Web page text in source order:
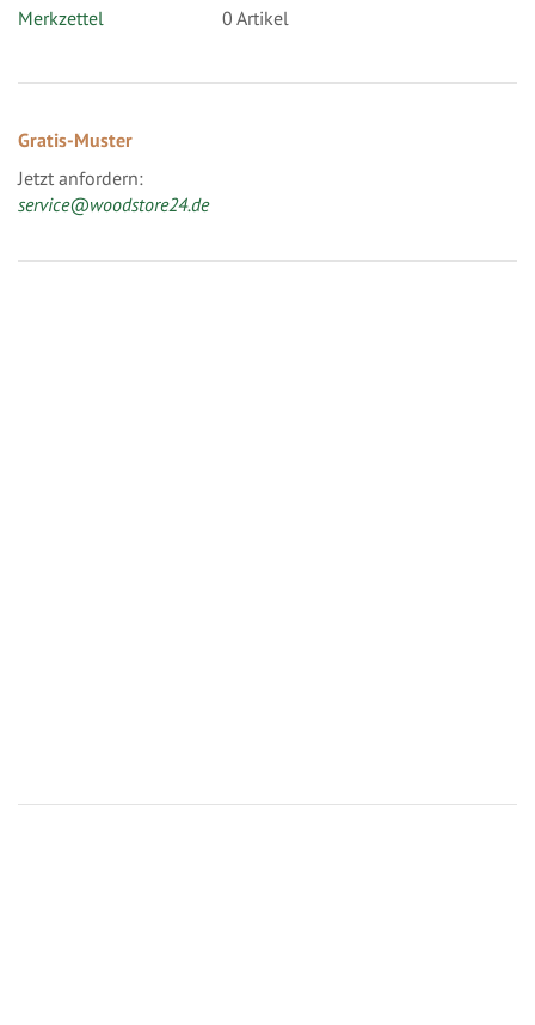
Merkzettel
0 Artikel
Gratis-Muster
Jetzt anfordern:
service@woodstore24.de